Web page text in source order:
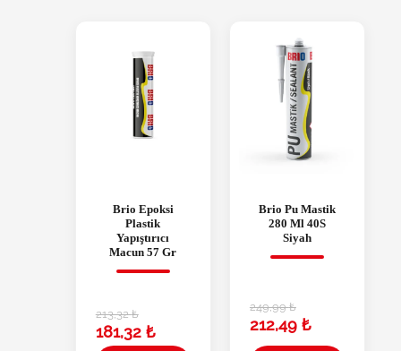
Brio Epoksi
Plastik
Yapıştırıcı
Macun 57 Gr
213,32₺
181,32 ₺
Brio Pu Mastik
280 Ml 40S
Siyah
249,99₺
212,49 ₺